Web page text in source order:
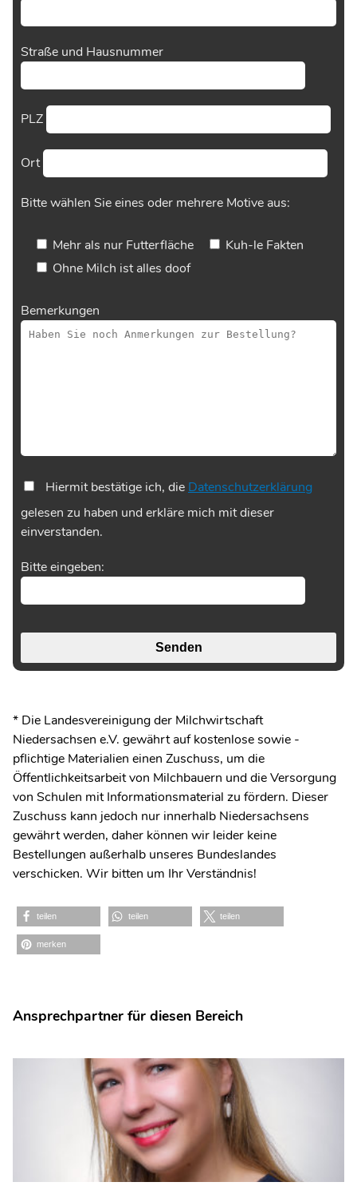
Straße und Hausnummer
PLZ
Ort
Bitte wählen Sie eines oder mehrere Motive aus:
Mehr als nur Futterfläche
Kuh-le Fakten
Ohne Milch ist alles doof
Bemerkungen
Hiermit bestätige ich, die Datenschutzerklärung
gelesen zu haben und erkläre mich mit dieser
einverstanden.
Bitte eingeben:
* Die Landesvereinigung der Milchwirtschaft
Niedersachsen e.V. gewährt auf kostenlose sowie -
pflichtige Materialien einen Zuschuss, um die
Öffentlichkeitsarbeit von Milchbauern und die Versorgung
von Schulen mit Informationsmaterial zu fördern. Dieser
Zuschuss kann jedoch nur innerhalb Niedersachsens
gewährt werden, daher können wir leider keine
Bestellungen außerhalb unseres Bundeslandes
verschicken. Wir bitten um Ihr Verständnis!
teilen teilen teilen
merken
Ansprechpartner für diesen Bereich